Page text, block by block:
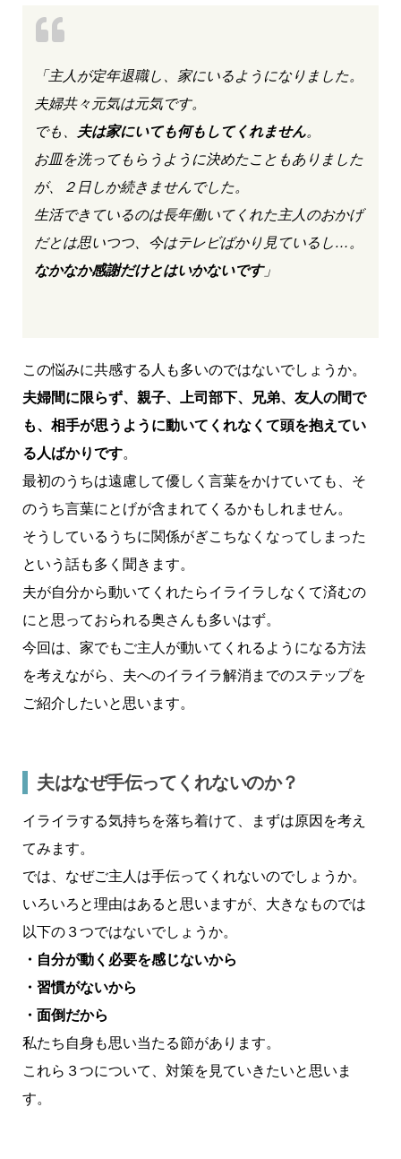
「主人が定年退職し、家にいるようになりました。
夫婦共々元気は元気です。
でも、
夫は家にいても何もしてくれません。
お皿を洗ってもらうように決めたこともありました
が、２日しか続きませんでした。
生活できているのは長年働いてくれた主人のおかげ
だとは思いつつ、今はテレビばかり見ているし…。
なかなか感謝だけとはいかないです」
この悩みに共感する人も多いのではないでしょうか。
夫婦間に限らず、親子、上司部下、兄弟、友人の間で
も、相手が思うように動いてくれなくて頭を抱えてい
る人ばかりです。
最初のうちは遠慮して優しく言葉をかけていても、そ
のうち言葉にとげが含まれてくるかもしれません。
そうしているうちに関係がぎこちなくなってしまった
という話も多く聞きます。
夫が自分から動いてくれたらイライラしなくて済むの
にと思っておられる奥さんも多いはず。
今回は、家でもご主人が動いてくれるようになる方法
を考えながら、夫へのイライラ解消までのステップを
ご紹介したいと思います。
夫はなぜ手伝ってくれないのか？
イライラする気持ちを落ち着けて、まずは原因を考え
てみます。
では、なぜご主人は手伝ってくれないのでしょうか。
いろいろと理由はあると思いますが、大きなものでは
以下の３つではないでしょうか。
・自分が動く必要を感じないから
・習慣がないから
・面倒だから
私たち自身も思い当たる節があります。
これら３つについて、対策を見ていきたいと思いま
す。